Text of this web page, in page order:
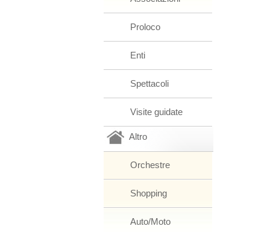
Proloco
Enti
Spettacoli
Visite guidate
Altro
Orchestre
Shopping
Auto/Moto